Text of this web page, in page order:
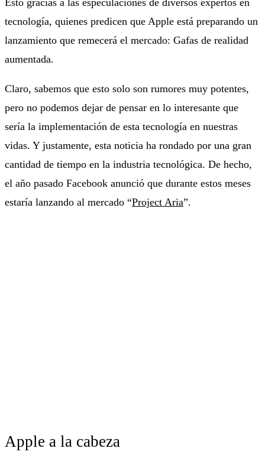
tecnología, quienes predicen que Apple está preparando un
lanzamiento que remecerá el mercado: Gafas de realidad
aumentada.
Claro, sabemos que esto solo son rumores muy potentes,
pero no podemos dejar de pensar en lo interesante que
sería la implementación de esta tecnología en nuestras
vidas. Y justamente, esta noticia ha rondado por una gran
cantidad de tiempo en la industria tecnológica. De hecho,
el año pasado Facebook anunció que durante estos meses
estaría lanzando al mercado “Project Aria”.
Apple a la cabeza